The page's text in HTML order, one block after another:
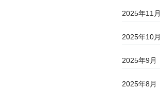
2025年11月
2025年10月
2025年9月
2025年8月